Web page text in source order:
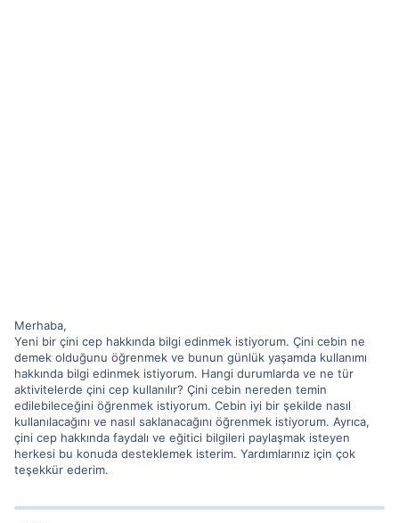
Merhaba,
Yeni bir çini cep hakkında bilgi edinmek istiyorum. Çini cebin ne
demek olduğunu öğrenmek ve bunun günlük yaşamda kullanımı
hakkında bilgi edinmek istiyorum. Hangi durumlarda ve ne tür
aktivitelerde çini cep kullanılır? Çini cebin nereden temin
edilebileceğini öğrenmek istiyorum. Cebin iyi bir şekilde nasıl
kullanılacağını ve nasıl saklanacağını öğrenmek istiyorum. Ayrıca,
çini cep hakkında faydalı ve eğitici bilgileri paylaşmak isteyen
herkesi bu konuda desteklemek isterim. Yardımlarınız için çok
teşekkür ederim.